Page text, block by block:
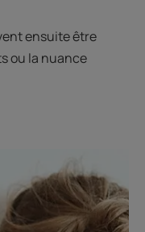
ensuite être
ou la nuance